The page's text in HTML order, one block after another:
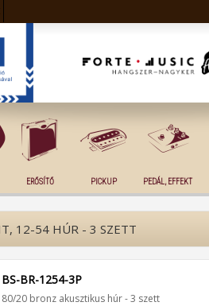
ERŐSÍTŐ PICKUP PEDÁL, EFFEKT
12-54 HÚR - 3 SZETT
BS-BR-1254-3P
80/20 bronz akusztikus húr - 3 szett